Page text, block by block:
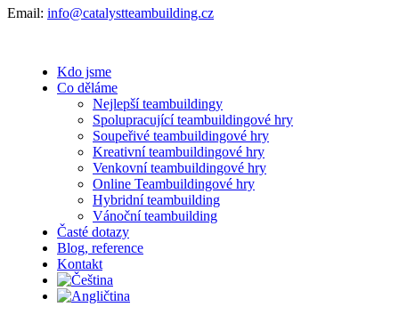
Email: info@catalystteambuilding.cz
Kdo jsme
Co děláme
Nejlepší teambuildingy
Spolupracující teambuildingové hry
Soupeřivé teambuildingové hry
Kreativní teambuildingové hry
Venkovní teambuildingové hry
Online Teambuildingové hry
Hybridní teambuilding
Vánoční teambuilding
Časté dotazy
Blog, reference
Kontakt